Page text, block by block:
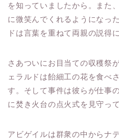
を知っていましたから。また
に微笑んでくれるようになっ
ドは言葉を重ねて両親の説得
さあついにお目当ての収穫祭
ェラルドは飴細工の花を食べ
す。そして事件は彼らが仕事
に焚き火台の点火式を見守っ
アビゲイルは群衆の中からナ